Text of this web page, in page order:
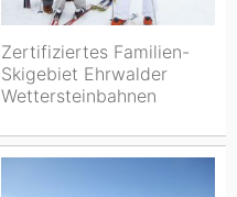
Zertifiziertes Familien-
Skigebiet Ehrwalder
Wettersteinbahnen